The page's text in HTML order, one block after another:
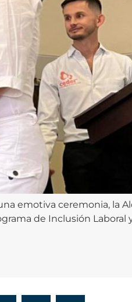
emotiva ceremonia, la
de Inclusión Laboral